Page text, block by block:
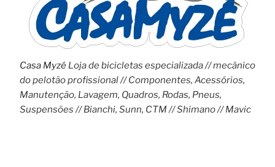
Casa MyzéLoja de bicicletas especializada // mecânico
do pelotão profissional // Componentes, Acessórios,
Manutenção, Lavagem, Quadros, Rodas, Pneus,
Suspensões // Bianchi, Sunn, CTM // Shimano // Mavic